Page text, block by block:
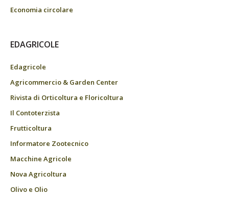
Economia circolare
EDAGRICOLE
Edagricole
Agricommercio & Garden Center
Rivista di Orticoltura e Floricoltura
Il Contoterzista
Frutticoltura
Informatore Zootecnico
Macchine Agricole
Nova Agricoltura
Olivo e Olio